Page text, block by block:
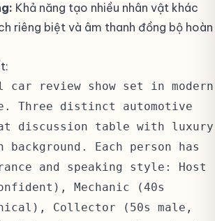
Khả năng tạo nhiều nhân vật khác
riêng biệt và âm thanh đồng bộ hoàn
car review show set in modern
Three distinct automotive
discussion table with luxury
Each person has
and speaking style: Host
Mechanic (40s
Collector (50s male,